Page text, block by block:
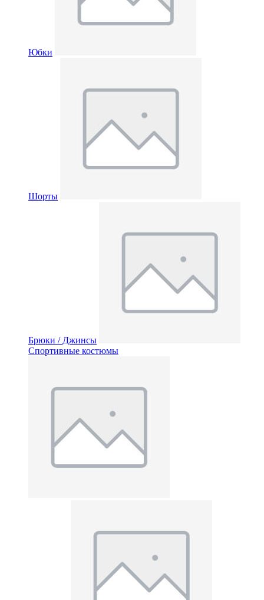
Юбки
Шорты
Брюки / Джинсы
Спортивные костюмы